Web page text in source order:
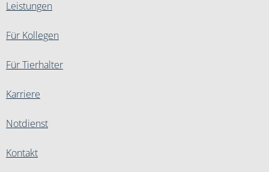
Leistungen
Für Kollegen
Für Tierhalter
Karriere
Notdienst
Kontakt